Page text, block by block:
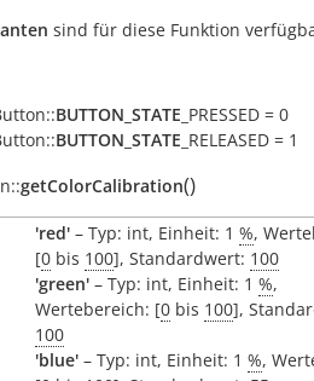
sind für diese Funktion
BUTTON_STATE _PRESSED = 0
BUTTON_STATE _RELEASED = 1
getColorCalibration()
'red' – Typ: int, Einheit: 1 %,
[0 bis 100], Standardwert: 100
'green' – Typ: int, Einheit: 1 %,
Wertebereich: [0 bis 100],
100
'blue' – Typ: int, Einheit: 1 %,